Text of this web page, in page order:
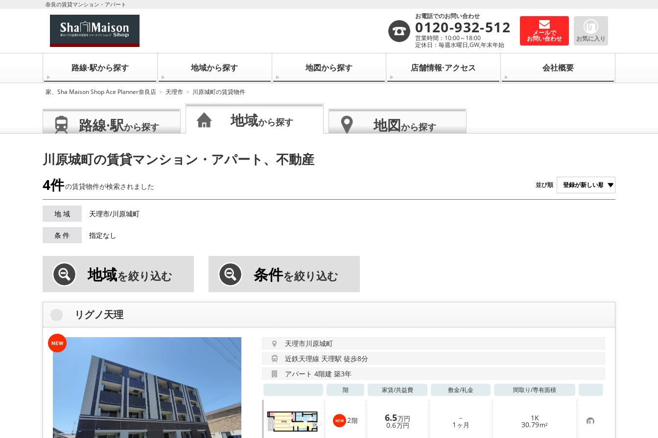
奈良の賃貸マンション・アパート
お電話でのお問い合わせ
0120-932-512
営業時間：10:00～18:00
定休日：毎週水曜日,GW,年末年始
メールで
お問い合わせ お気に入り
路線·駅から探す 地域から探す 地図から探す 店舗情報·アクセス 会社概要
家、Sha Maison Shop Ace Planner奈良店 天理市 川原城町の賃貸物件
路線·駅から探す 地域から探す 地図から探す
川原城町の賃貸マンション・アパート、不動産
4件の賃貸物件が検索されました 並び順
地 域 天理市/川原城町
条 件 指定なし
地域を絞り込む 条件を絞り込む
リグノ天理
天理市川原城町
近鉄天理線 天理駅 徒歩8分
アパート 4階建 築3年
階 家賃/共益費 敷金/礼金 間取り/専有面積
2階 6.5万円
0.6万円
－
1 ヶ月
1K
30.79m² お
気